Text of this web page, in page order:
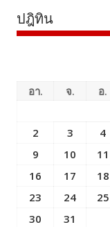
ปฎิทิน
อา. จ. อ.
2
3 4
9
10 11
16
17 18
23
24 25
30
31